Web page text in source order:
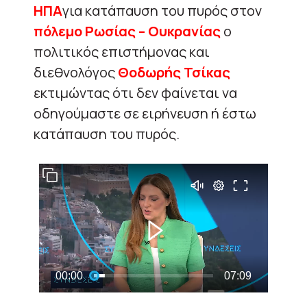
ΗΠΑγια κατάπαυση του πυρός στον
πόλεμο Ρωσίας – Ουκρανίαςο
πολιτικός επιστήμονας και
διεθνολόγοςΘοδωρής Τσίκας
εκτιμώντας ότι δεν φαίνεται να
οδηγούμαστε σε ειρήνευση ή έστω
κατάπαυση του πυρός.